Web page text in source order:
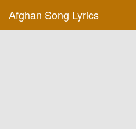
Afghan Song Lyrics